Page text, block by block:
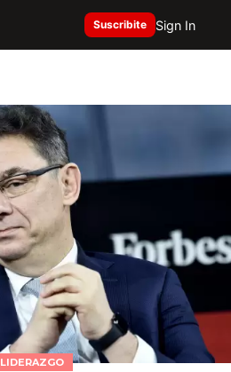
Suscribite Sign In
LIDERAZGO